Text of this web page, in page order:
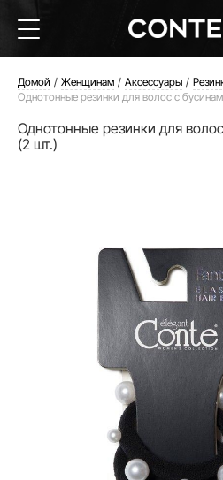
Домой Женщинам Аксессуары
Однотонные резинки для волос с
Однотонные резинки для
(2 шт.)